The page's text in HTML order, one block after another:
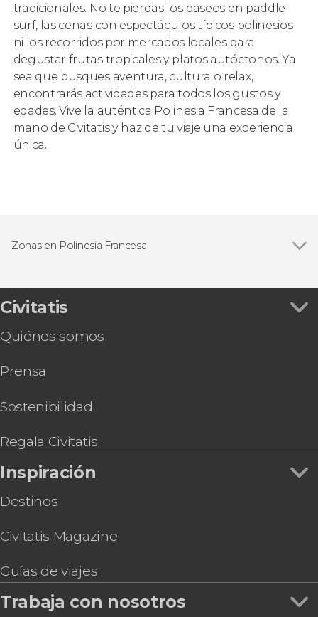
tradicionales. No te pierdas los paseos en paddle
surf, las cenas con espectáculos típicos polinesios
ni los recorridos por mercados locales para
degustar frutas tropicales y platos autóctonos. Ya
sea que busques aventura, cultura o relax,
encontrarás actividades para todos los gustos y
edades. Vive la auténtica Polinesia Francesa de la
mano de Civitatis y haz de tu viaje una experiencia
única.
Zonas en Polinesia Francesa
Civitatis
Quiénes somos
Prensa
Sostenibilidad
Regala Civitatis
Inspiración
Destinos
Civitatis Magazine
Guías de viajes
Trabaja con nosotros